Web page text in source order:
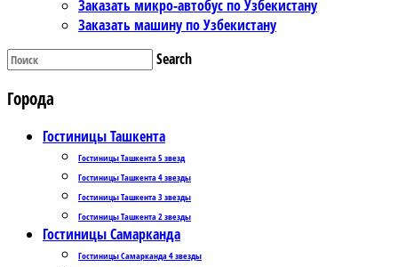
Заказать микро-автобус по Узбекистану
Заказать машину по Узбекистану
Search
Города
Гостиницы Ташкента
Гостиницы Ташкента 5 звезд
Гостиницы Ташкента 4 звезды
Гостиницы Ташкента 3 звезды
Гостиницы Ташкента 2 звезды
Гостиницы Самарканда
Гостиницы Самарканда 4 звезды